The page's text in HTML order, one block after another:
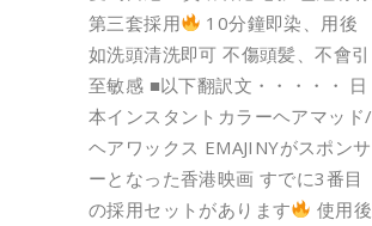
第三套採用
10分鐘即染、用後
如洗頭清洗即可 不傷頭髪、不會引
至敏感 ■以下翻訳文・・・・・ 日
本インスタントカラーヘアマッド/
ヘアワックス EMAJINYがスポンサ
ーとなった香港映画 すでに3番目
の採用セットがあります
使用後